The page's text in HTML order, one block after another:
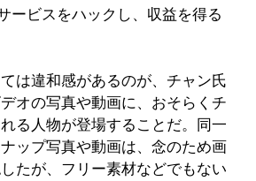
ービスをハックし、収益を得る
は違和感があるのが、チャン氏
オの写真や動画に、おそらくチ
る人物が登場することだ。同一
ップ写真や動画は、念のため画
たが、フリー素材などでもない